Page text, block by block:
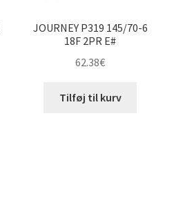
JOURNEY P319 145/70-6
18F 2PR E#
62.38€
Tilføj til kurv